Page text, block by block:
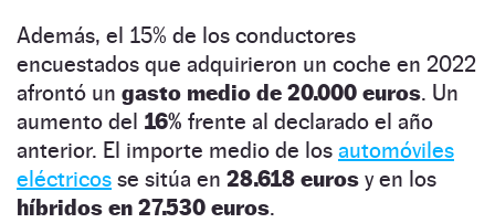
Además, el 15% de los conductores
encuestados que adquirieron un coche en 2022
afrontó un gasto medio de 20.000 euros. Un
aumento del 16% frente al declarado el año
anterior. El importe medio de los automóviles
eléctricos se sitúa en 28.618 euros y en los
híbridos en 27.530 euros.